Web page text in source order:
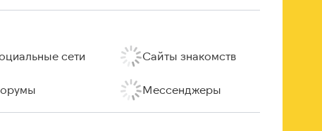
сети Сайты знакомств
Мессенджеры